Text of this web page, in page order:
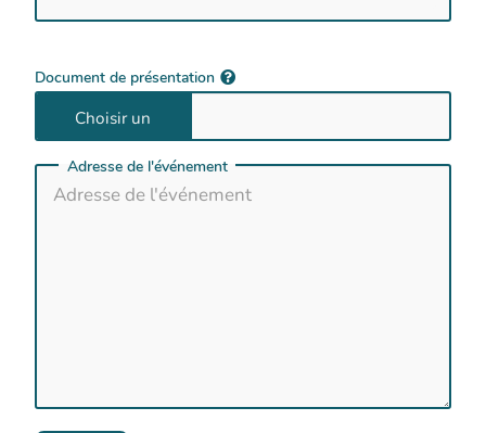
Document de présentation
Adresse de l'événement